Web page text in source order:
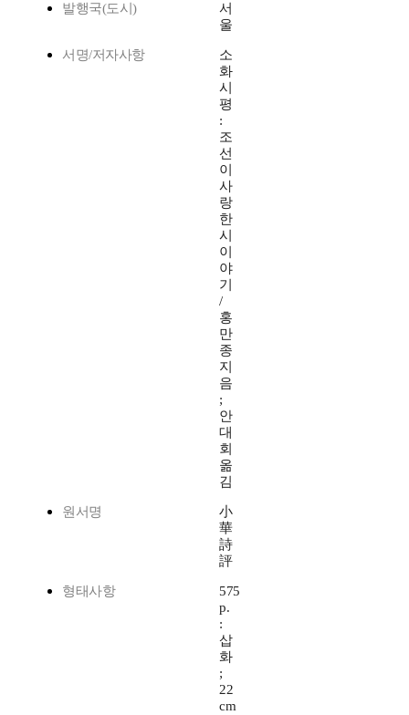
발행국(도시)
서
울
서명/저자사항
소
화
시
평
:
조
선
이
사
랑
한
시
이
야
기
/
홍
만
종
지
음
;
안
대
회
옮
김
원서명
小
華
詩
評
형태사항
575
p.
:
삽
화
;
22
cm